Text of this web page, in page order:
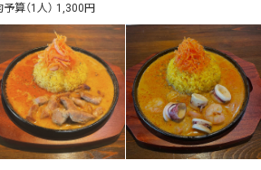
で特典あり
検索する
ポイント貯まる・使える
電子マネー決済可
で特典あり
検索する
算（1人） 1,300円